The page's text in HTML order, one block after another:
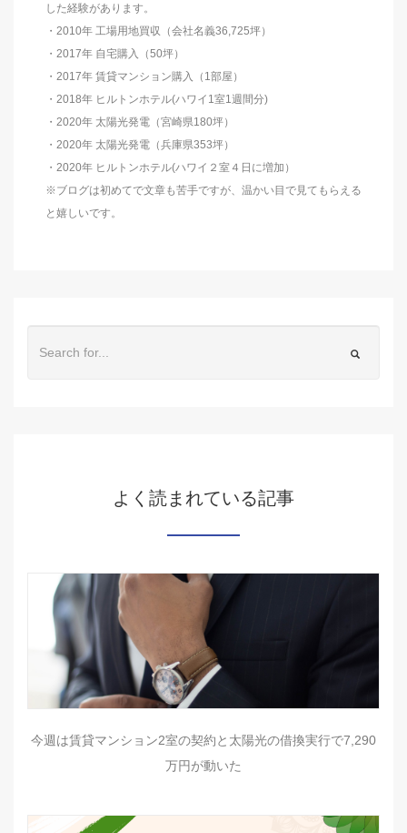
した経験があります。
・2010年 工場用地買収（会社名義36,725坪）
・2017年 自宅購入（50坪）
・2017年 賃貸マンション購入（1部屋）
・2018年 ヒルトンホテル(ハワイ1室1週間分)
・2020年 太陽光発電（宮崎県180坪）
・2020年 太陽光発電（兵庫県353坪）
・2020年 ヒルトンホテル(ハワイ２室４日に増加）
※ブログは初めてで文章も苦手ですが、温かい目で見てもらえる
と嬉しいです。
よく読まれている記事
今週は賃貸マンション2室の契約と太陽光の借換実行で7,290
万円が動いた